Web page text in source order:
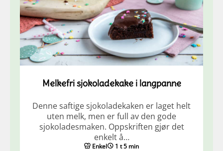
Melkefri sjokoladekake i langpanne
Denne saftige sjokoladekaken er laget helt
uten melk, men er full av den gode
sjokoladesmaken. Oppskriften gjør det
enkelt å…
Enkel 1 t 5 min